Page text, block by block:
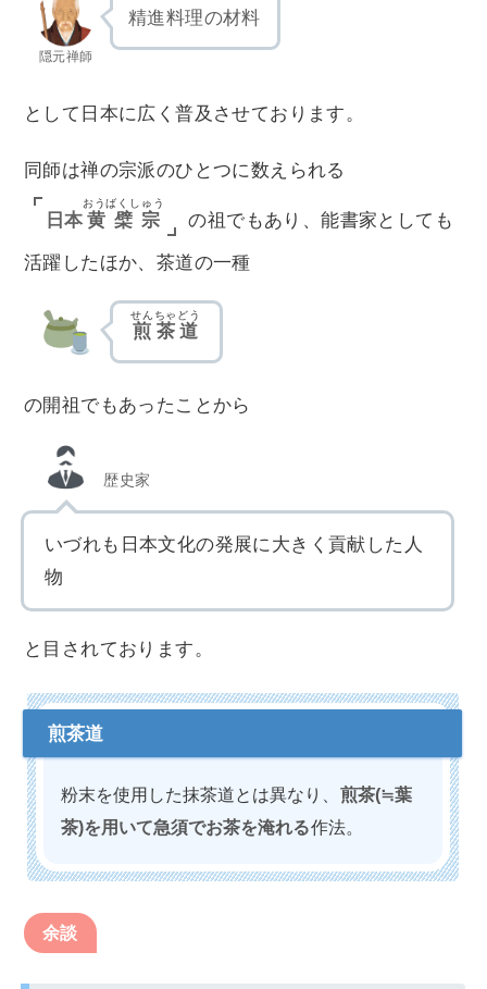
隠元禅師
精進料理の材料
として日本に広く普及させております。
同師は禅の宗派のひとつに数えられる
日本黄檗宗
おうばくしゅう
の祖でもあり、能書家としても
活躍したほか、茶道の一種
煎茶道
せんちゃどう
の開祖でもあったことから
歴史家
いづれも日本文化の発展に大きく貢献した人
物
と目されております。
粉末を使用した抹茶道とは異なり、 煎茶(≒葉
茶)を用いて急須でお茶を淹れる作法。
余談